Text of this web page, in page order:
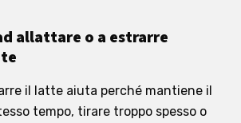
allattare o a estrarre
il latte aiuta perché mantiene il
tempo, tirare troppo spesso o